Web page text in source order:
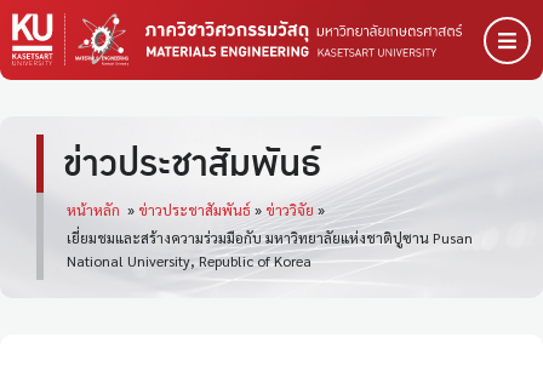
ข่าวประชาสัมพันธ์
หน้าหลัก » ข่าวประชาสัมพันธ์ » ข่าววิจัย »
เยี่ยมชมและสร้างความร่วมมือกับ มหาวิทยาลัยแห่งชาติปูซาน Pusan
National University, Republic of Korea